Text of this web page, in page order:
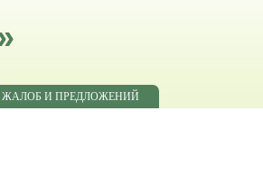
ЖАЛОБ И ПРЕДЛОЖЕНИЙ